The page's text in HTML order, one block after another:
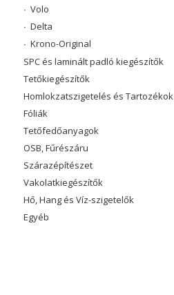
Volo
Delta
Krono-Original
SPC és laminált padló kiegészítők
Tetőkiegészítők
Homlokzatszigetelés és Tartozékok
Fóliák
Tetőfedőanyagok
OSB, Fűrészáru
Szárazépítészet
Vakolatkiegészítők
Hő, Hang és Víz-szigetelők
Egyéb